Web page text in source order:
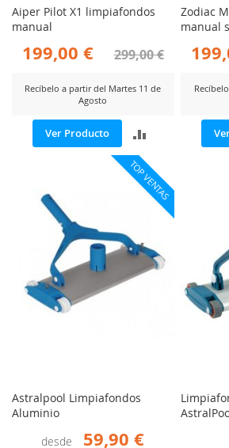
Aiper Pilot X1 limpiafondos
manual
199,00 € 299,00 €
Recíbelo a partir del Martes 11 de
Agosto
Ver Producto
PARA
COMPARAR
Zodiac
manual
TOP VENTAS
Astralpool Limpiafondos
Aluminio
desde
59,90 €